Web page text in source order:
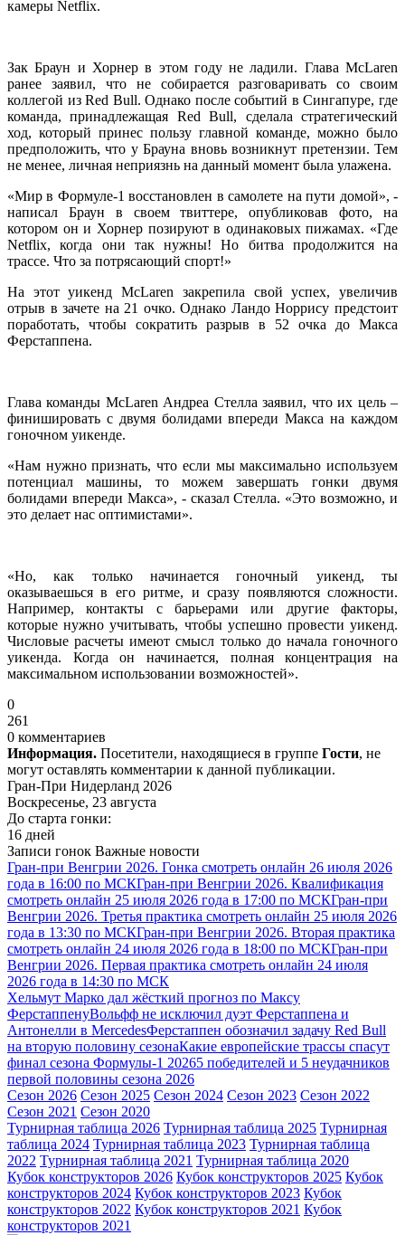
камеры Netflix.
Зак Браун и Хорнер в этом году не ладили. Глава McLaren
ранее заявил, что не собирается разговаривать со своим
коллегой из Red Bull. Однако после событий в Сингапуре, где
команда, принадлежащая Red Bull, сделала стратегический
ход, который принес пользу главной команде, можно было
предположить, что у Брауна вновь возникнут претензии. Тем
не менее, личная неприязнь на данный момент была улажена.
«Мир в Формуле-1 восстановлен в самолете на пути домой», -
написал Браун в своем твиттере, опубликовав фото, на
котором он и Хорнер позируют в одинаковых пижамах. «Где
Netflix, когда они так нужны! Но битва продолжится на
трассе. Что за потрясающий спорт!»
На этот уикенд McLaren закрепила свой успех, увеличив
отрыв в зачете на 21 очко. Однако Ландо Норрису предстоит
поработать, чтобы сократить разрыв в 52 очка до Макса
Ферстаппена.
Глава команды McLaren Андреа Стелла заявил, что их цель –
финишировать с двумя болидами впереди Макса на каждом
гоночном уикенде.
«Нам нужно признать, что если мы максимально используем
потенциал машины, то можем завершать гонки двумя
болидами впереди Макса», - сказал Стелла. «Это возможно, и
это делает нас оптимистами».
«Но, как только начинается гоночный уикенд, ты
оказываешься в его ритме, и сразу появляются сложности.
Например, контакты с барьерами или другие факторы,
которые нужно учитывать, чтобы успешно провести уикенд.
Числовые расчеты имеют смысл только до начала гоночного
уикенда. Когда он начинается, полная концентрация на
максимальном использовании возможностей».
0
261
0 комментариев
Информация. Посетители, находящиеся в группе Гости, не
могут оставлять комментарии к данной публикации.
Гран-При Нидерланд 2026
Воскресенье, 23 августа
До старта гонки:
16 дней
Записи гонок Важные новости
Гран-при Венгрии 2026. Гонка смотреть онлайн 26 июля 2026
года в 16:00 по МСКГран-при Венгрии 2026. Квалификация
смотреть онлайн 25 июля 2026 года в 17:00 по МСКГран-при
Венгрии 2026. Третья практика смотреть онлайн 25 июля 2026
года в 13:30 по МСКГран-при Венгрии 2026. Вторая практика
смотреть онлайн 24 июля 2026 года в 18:00 по МСКГран-при
Венгрии 2026. Первая практика смотреть онлайн 24 июля
2026 года в 14:30 по МСК
Хельмут Марко дал жёсткий прогноз по Максу
ФерстаппенуВольфф не исключил дуэт Ферстаппена и
Антонелли в MercedesФерстаппен обозначил задачу Red Bull
на вторую половину сезонаКакие европейские трассы спасут
финал сезона Формулы-1 20265 победителей и 5 неудачников
первой половины сезона 2026
Сезон 2026 Сезон 2025 Сезон 2024 Сезон 2023 Сезон 2022
Сезон 2021 Сезон 2020
Турнирная таблица 2026 Турнирная таблица 2025 Турнирная
таблица 2024 Турнирная таблица 2023 Турнирная таблица
2022 Турнирная таблица 2021 Турнирная таблица 2020
Кубок конструкторов 2026 Кубок конструкторов 2025 Кубок
конструкторов 2024 Кубок конструкторов 2023 Кубок
конструкторов 2022 Кубок конструкторов 2021 Кубок
конструкторов 2021